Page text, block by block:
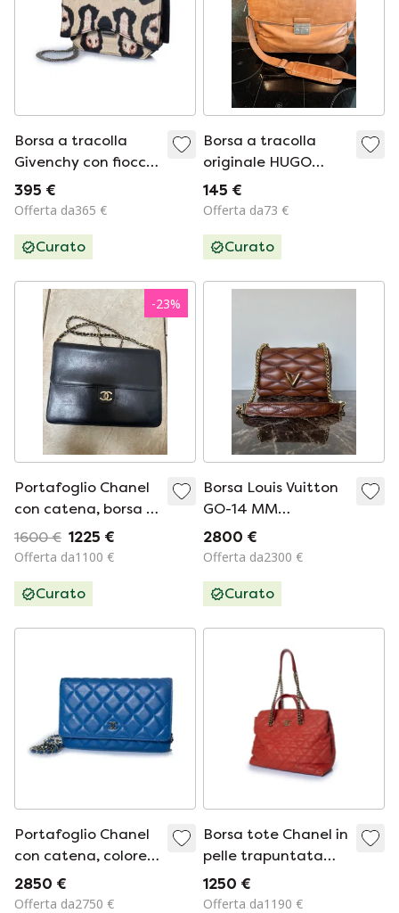
Borsa a tracolla
Givenchy con fiocco
leopardato
395 €
Offerta da365 €
Curato
Borsa a tracolla
originale HUGO
BOSS in pelle
marrone con patta
145 €
Offerta da73 €
Curato
-23%
Portafoglio Chanel
con catena, borsa a
tracolla (anni '80)
1600 € 1225 €
Offerta da1100 €
Curato
Borsa Louis Vuitton
GO-14 MM
Malletage – Toast
2800 €
Offerta da2300 €
Curato
Portafoglio Chanel
con catena, colore
blu.
2850 €
Offerta da2750 €
Borsa tote Chanel in
pelle trapuntata
color rosso
portobello con
1250 €
Offerta da1190 €